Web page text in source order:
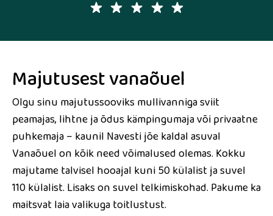
Majutusest vanaõuel
Olgu sinu majutussooviks mullivanniga sviit
peamajas, lihtne ja õdus kämpingumaja või privaatne
puhkemaja – kaunil Navesti jõe kaldal asuval
Vanaõuel on kõik need võimalused olemas. Kokku
majutame talvisel hooajal kuni 50 külalist ja suvel
110 külalist. Lisaks on suvel telkimiskohad. Pakume ka
maitsvat laia valikuga toitlustust.